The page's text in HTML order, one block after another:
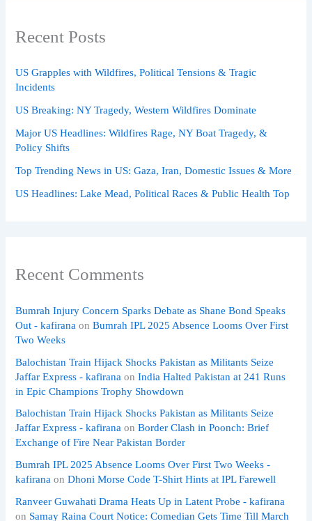
Recent Posts
US Grapples with Wildfires, Political Tensions & Tragic
Incidents
US Breaking: NY Tragedy, Western Wildfires Dominate
Major US Headlines: Wildfires Rage, NY Boat Tragedy, &
Policy Shifts
Top Trending News in US: Gaza, Iran, Domestic Issues & More
US Headlines: Lake Mead, Political Races & Public Health Top
Recent Comments
Bumrah Injury Concern Sparks Debate as Shane Bond Speaks
Out - kafirana onBumrah IPL 2025 Absence Looms Over First
Two Weeks
Balochistan Train Hijack Shocks Pakistan as Militants Seize
Jaffar Express - kafirana onIndia Halted Pakistan at 241 Runs
in Epic Champions Trophy Showdown
Balochistan Train Hijack Shocks Pakistan as Militants Seize
Jaffar Express - kafirana onBorder Clash in Poonch: Brief
Exchange of Fire Near Pakistan Border
Bumrah IPL 2025 Absence Looms Over First Two Weeks -
kafirana onDhoni Morse Code T-Shirt Hints at IPL Farewell
Ranveer Guwahati Drama Heats Up in Latent Probe - kafirana
on Samay Raina Court Notice: Comedian Gets Time Till March